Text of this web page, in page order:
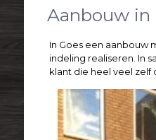
Aanbouw in
In Goes een aanbouw
indeling realiseren. In
klant die heel veel zelf